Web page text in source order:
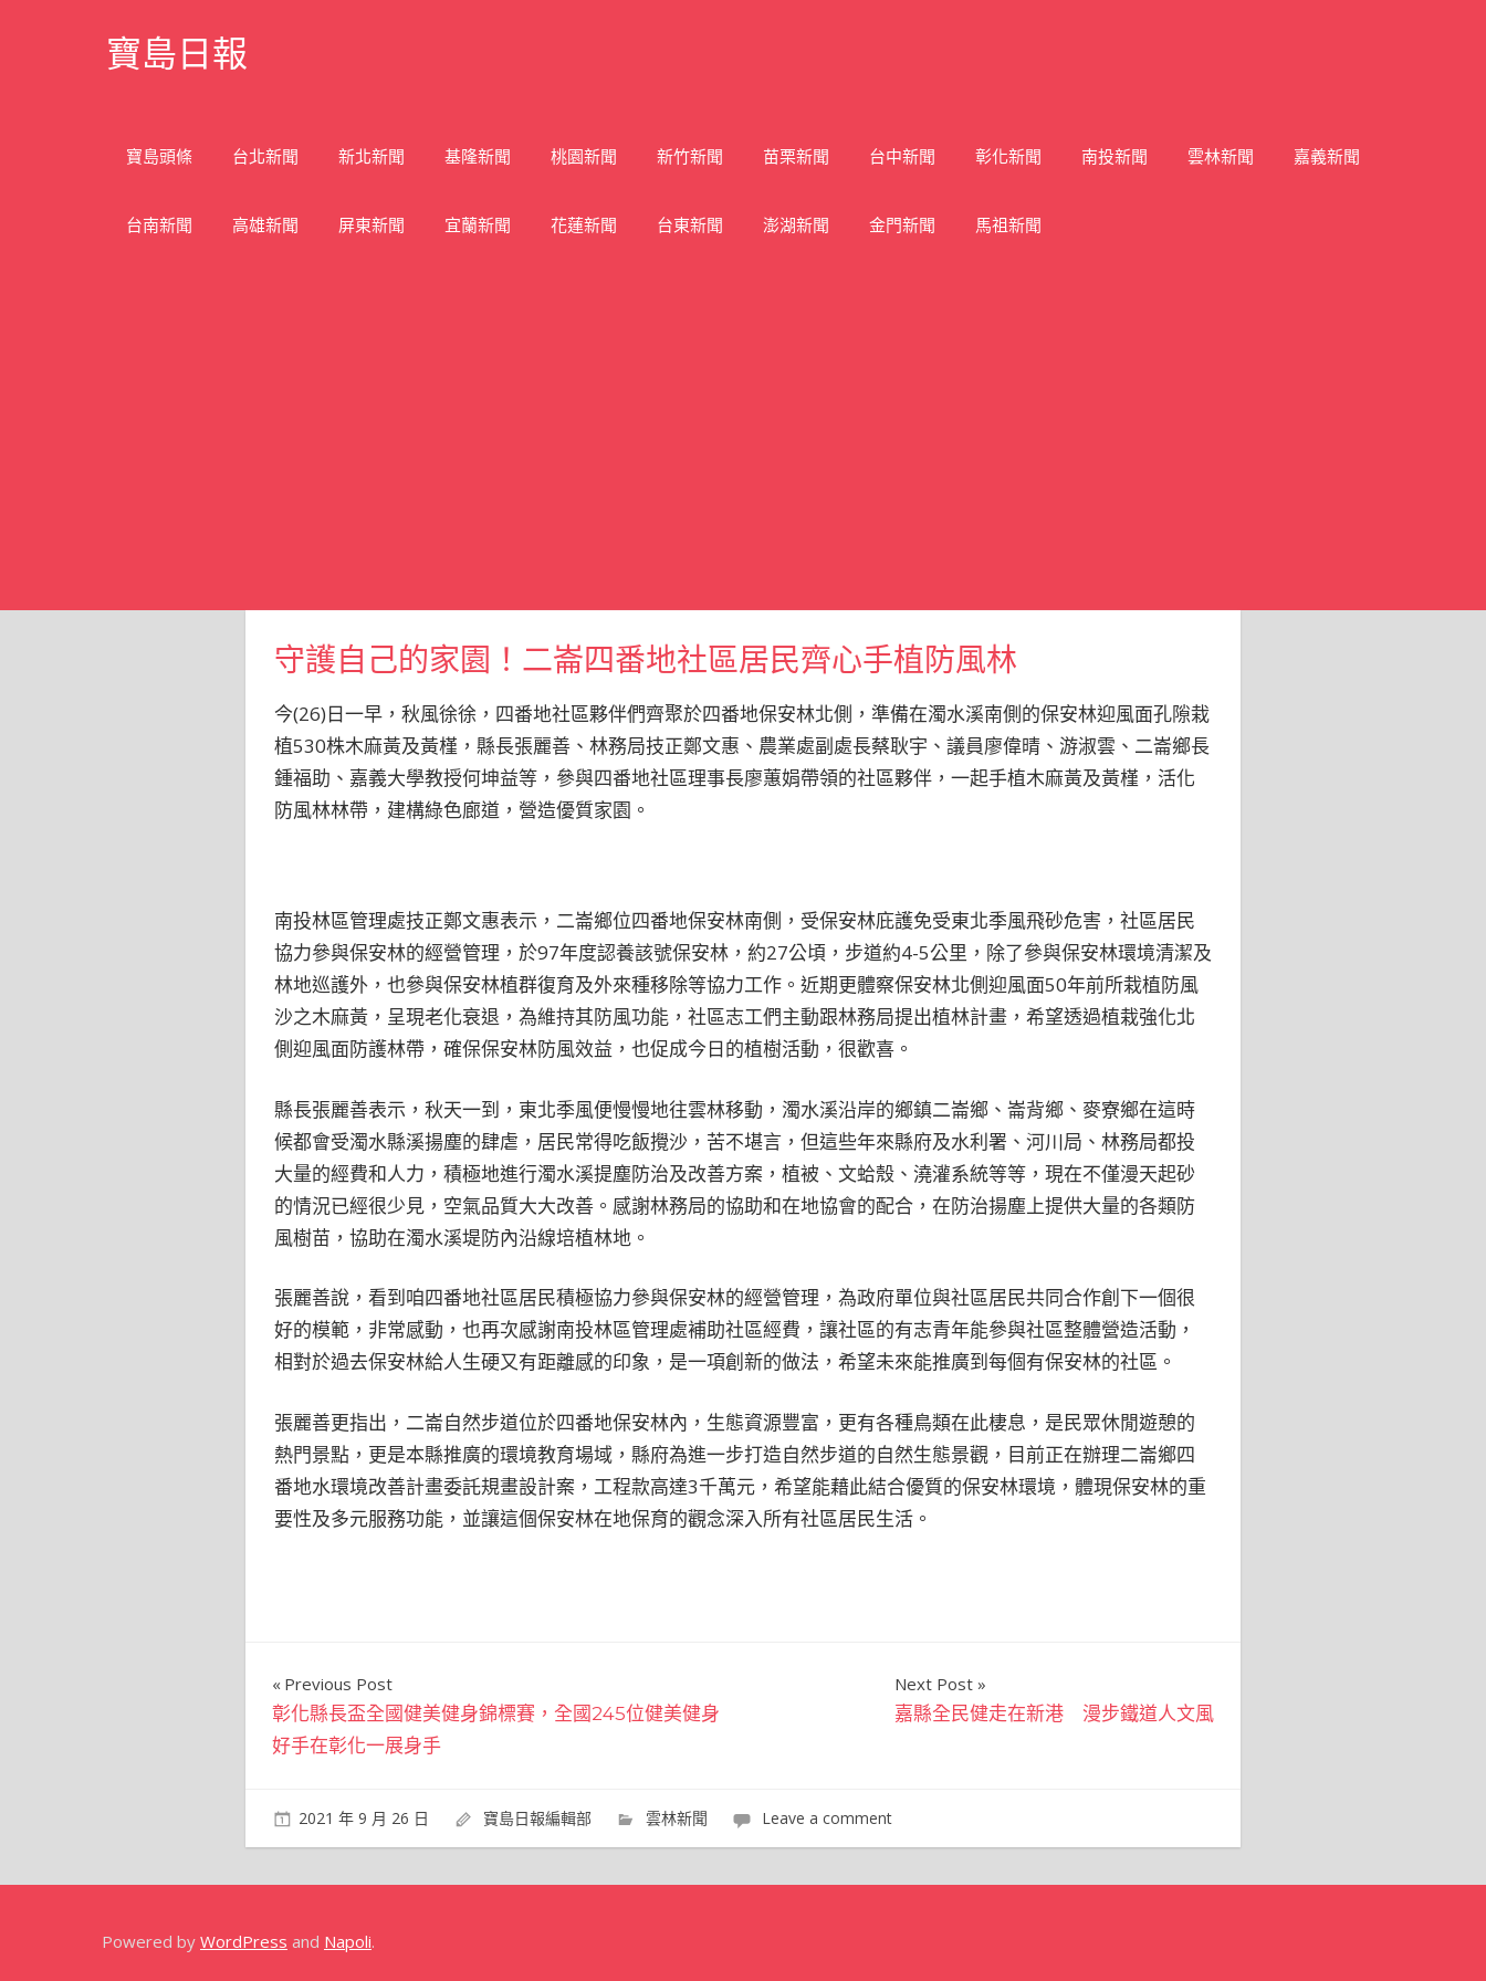
寶島日報
寶島頭條 台北新聞 新北新聞 基隆新聞 桃園新聞 新竹新聞 苗栗新聞 台中新聞 彰化新聞 南投新聞 雲林新聞 嘉義新聞
台南新聞 高雄新聞 屏東新聞 宜蘭新聞 花蓮新聞 台東新聞 澎湖新聞 金門新聞 馬祖新聞
守護自己的家園！二崙四番地社區居民齊心手植防風林
今(26)日一早，秋風徐徐，四番地社區夥伴們齊聚於四番地保安林北側，準備在濁水溪南側的保安林迎風面孔隙栽
植530株木麻黃及黃槿，縣長張麗善、林務局技正鄭文惠、農業處副處長蔡耿宇、議員廖偉晴、游淑雲、二崙鄉長
鍾福助、嘉義大學教授何坤益等，參與四番地社區理事長廖蕙娟帶領的社區夥伴，一起手植木麻黃及黃槿，活化
防風林林帶，建構綠色廊道，營造優質家園。
南投林區管理處技正鄭文惠表示，二崙鄉位四番地保安林南側，受保安林庇護免受東北季風飛砂危害，社區居民
協力參與保安林的經營管理，於97年度認養該號保安林，約27公頃，步道約4-5公里，除了參與保安林環境清潔及
林地巡護外，也參與保安林植群復育及外來種移除等協力工作。近期更體察保安林北側迎風面50年前所栽植防風
沙之木麻黃，呈現老化衰退，為維持其防風功能，社區志工們主動跟林務局提出植林計畫，希望透過植栽強化北
側迎風面防護林帶，確保保安林防風效益，也促成今日的植樹活動，很歡喜。
縣長張麗善表示，秋天一到，東北季風便慢慢地往雲林移動，濁水溪沿岸的鄉鎮二崙鄉、崙背鄉、麥寮鄉在這時
候都會受濁水縣溪揚塵的肆虐，居民常得吃飯攪沙，苦不堪言，但這些年來縣府及水利署、河川局、林務局都投
大量的經費和人力，積極地進行濁水溪提塵防治及改善方案，植被、文蛤殼、澆灌系統等等，現在不僅漫天起砂
的情況已經很少見，空氣品質大大改善。感謝林務局的協助和在地協會的配合，在防治揚塵上提供大量的各類防
風樹苗，協助在濁水溪堤防內沿線培植林地。
張麗善說，看到咱四番地社區居民積極協力參與保安林的經營管理，為政府單位與社區居民共同合作創下一個很
好的模範，非常感動，也再次感謝南投林區管理處補助社區經費，讓社區的有志青年能參與社區整體營造活動，
相對於過去保安林給人生硬又有距離感的印象，是一項創新的做法，希望未來能推廣到每個有保安林的社區。
張麗善更指出，二崙自然步道位於四番地保安林內，生態資源豐富，更有各種鳥類在此棲息，是民眾休閒遊憩的
熱門景點，更是本縣推廣的環境教育場域，縣府為進一步打造自然步道的自然生態景觀，目前正在辦理二崙鄉四
番地水環境改善計畫委託規畫設計案，工程款高達3千萬元，希望能藉此結合優質的保安林環境，體現保安林的重
要性及多元服務功能，並讓這個保安林在地保育的觀念深入所有社區居民生活。
文
章
覽
Previous Post
彰化縣長盃全國健美健身錦標賽，全國245位健美健身
好手在彰化一展身手
Next Post
嘉縣全民健走在新港 漫步鐵道人文風
2021 年 9 月 26 日 寶島日報編輯部 雲林新聞 Leave a comment
Powered by WordPress and Napoli.